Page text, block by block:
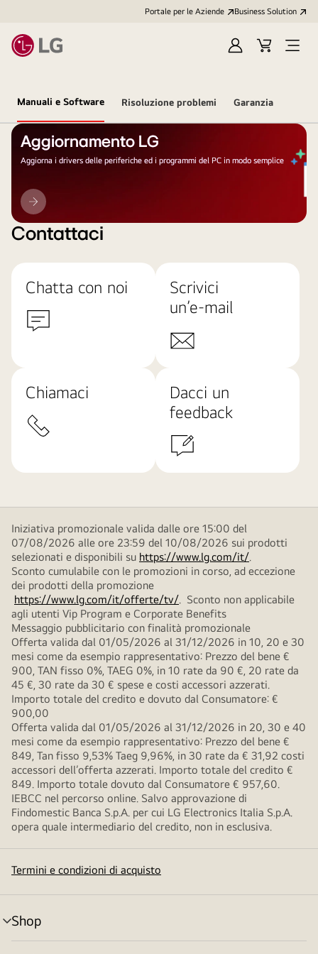
Portale per le Aziende Business Solution
AccediCart
Open
Manuali e Software Risoluzione problemi Garanzia
Aggiornamento LG
Aggiorna i drivers delle periferiche ed i programmi del PC in modo semplice
Aggiornamento
LG
Contattaci
Chatta con noi
Scrivici
un’e-mail
Chiamaci
Dacci un
feedback
Iniziativa promozionale valida dalle ore 15:00 del
07/08/2026 alle ore 23:59 del 10/08/2026 sui prodotti
selezionati e disponibili su https://www.lg.com/it/.
Sconto cumulabile con le promozioni in corso, ad eccezione
dei prodotti della promozione
https://www.lg.com/it/offerte/tv/. Sconto non applicabile
agli utenti Vip Program e Corporate Benefits
Messaggio pubblicitario con finalità promozionale
Offerta valida dal 01/05/2026 al 31/12/2026 in 10, 20 e 30
mesi come da esempio rappresentativo: Prezzo del bene €
900, TAN fisso 0%, TAEG 0%, in 10 rate da 90 €, 20 rate da
45 €, 30 rate da 30 € spese e costi accessori azzerati.
Importo totale del credito e dovuto dal Consumatore: €
900,00
Offerta valida dal 01/05/2026 al 31/12/2026 in 20, 30 e 40
mesi come da esempio rappresentativo: Prezzo del bene €
849, Tan fisso 9,53% Taeg 9,96%, in 30 rate da € 31,92 costi
accessori dell’offerta azzerati. Importo totale del credito €
849. Importo totale dovuto dal Consumatore € 957,60.
IEBCC nel percorso online. Salvo approvazione di
Findomestic Banca S.p.A. per cui LG Electronics Italia S.p.A.
opera quale intermediario del credito, non in esclusiva.
Termini e condizioni di acquisto
Shop
Attivazione
menu